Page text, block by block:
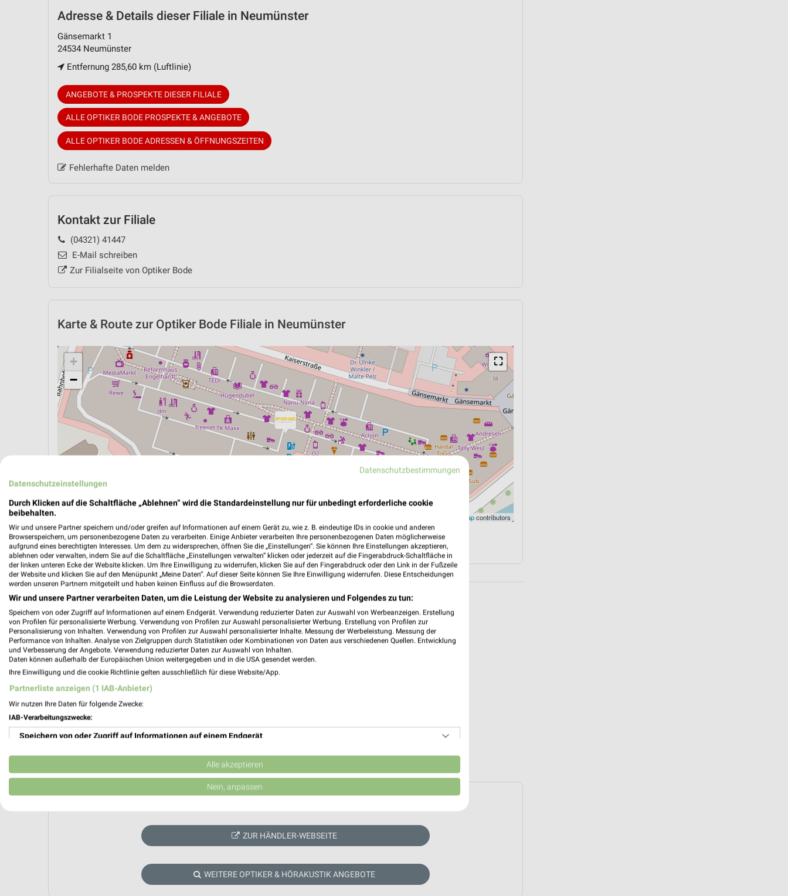
Adresse & Details dieser Filiale in Neumünster
Gänsemarkt 1
24534 Neumünster
Entfernung 285,60 km (Luftlinie)
ANGEBOTE & PROSPEKTE DIESER FILIALE
ALLE OPTIKER BODE PROSPEKTE & ANGEBOTE
ALLE OPTIKER BODE ADRESSEN & ÖFFNUNGSZEITEN
Fehlerhafte Daten melden
Kontakt zur Filiale
(04321) 41447
E-Mail schreiben
Zur Filialseite von Optiker Bode
Karte & Route zur Optiker Bode Filiale in Neumünster
⛶
+
−
OpenStreetMapcontributors
ÖPNV ANZEIGEN LADESÄULEN ANZEIGEN NAVIGATION MIT GOOGLE/IOS MAPS
ZUR HÄNDLER-WEBSEITE
WEITERE OPTIKER & HÖRAKUSTIK ANGEBOTE
Datenschutzbestimmungen
Datenschutzeinstellungen
Durch Klicken auf die Schaltfläche „Ablehnen“ wird die Standardeinstellung nur für unbedingt erforderliche cookie
beibehalten.
Wir und unsere Partner speichern und/oder greifen auf Informationen auf einem Gerät zu, wie z. B. eindeutige IDs in cookie und anderen
Browserspeichern, um personenbezogene Daten zu verarbeiten. Einige Anbieter verarbeiten Ihre personenbezogenen Daten möglicherweise
aufgrund eines berechtigten Interesses. Um dem zu widersprechen, öffnen Sie die „Einstellungen“. Sie können Ihre Einstellungen akzeptieren,
ablehnen oder verwalten, indem Sie auf die Schaltfläche „Einstellungen verwalten“ klicken oder jederzeit auf die Fingerabdruck-Schaltfläche in
der linken unteren Ecke der Website klicken. Um Ihre Einwilligung zu widerrufen, klicken Sie auf den Fingerabdruck oder den Link in der Fußzeile
der Website und klicken Sie auf den Menüpunkt „Meine Daten“. Auf dieser Seite können Sie Ihre Einwilligung widerrufen. Diese Entscheidungen
werden unseren Partnern mitgeteilt und haben keinen Einfluss auf die Browserdaten.
Wir und unsere Partner verarbeiten Daten, um die Leistung der Website zu analysieren und Folgendes zu tun:
Speichern von oder Zugriff auf Informationen auf einem Endgerät. Verwendung reduzierter Daten zur Auswahl von Werbeanzeigen. Erstellung
von Profilen für personalisierte Werbung. Verwendung von Profilen zur Auswahl personalisierter Werbung. Erstellung von Profilen zur
Personalisierung von Inhalten. Verwendung von Profilen zur Auswahl personalisierter Inhalte. Messung der Werbeleistung. Messung der
Performance von Inhalten. Analyse von Zielgruppen durch Statistiken oder Kombinationen von Daten aus verschiedenen Quellen. Entwicklung
und Verbesserung der Angebote. Verwendung reduzierter Daten zur Auswahl von Inhalten.
Daten können außerhalb der Europäischen Union weitergegeben und in die USA gesendet werden.
Ihre Einwilligung und die cookie Richtlinie gelten ausschließlich für diese Website/App.
Partnerliste anzeigen (1 IAB-Anbieter)
Wir nutzen Ihre Daten für folgende Zwecke:
IAB-Verarbeitungszwecke:
Speichern von oder Zugriff auf Informationen auf einem Endgerät
Verwendung reduzierter Daten zur Auswahl von Werbeanzeigen
Erstellung von Profilen für personalisierte Werbung
Erstellung von Profilen zur Personalisierung von Inhalten
Alle akzeptieren
Nein, anpassen